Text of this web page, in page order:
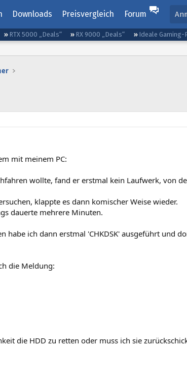
Downloads Preisvergleich Forum
RTX 5000 „Deals“ RX 9000 „Deals“ Ideale Gaming-
mit meinem PC:
wollte, fand er erstmal kein Laufwerk, von
klappte es dann komischer Weise wieder.
dauerte mehrere Minuten.
habe ich dann erstmal 'CHKDSK' ausgeführt und
die Meldung:
die HDD zu retten oder muss ich sie